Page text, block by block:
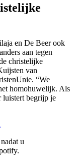
en De Beer ook
aan tegen
christelijke
van
“We
homohuwelijk. Als
luistert begrijp je
u